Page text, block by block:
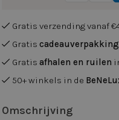
Gratis verzending vanaf
Gratis cadeauverpakking
Gratis afhalen en ruilen
50+ winkels in de
Omschrijving